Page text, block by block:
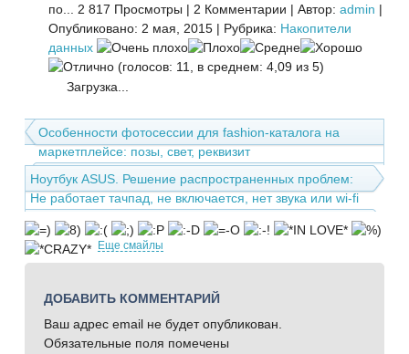
по...
2 817 Просмотры | 2 Комментарии | Автор: admin |
Опубликовано: 2 мая, 2015 | Рубрика: Накопители
данных
(голосов: 11, в среднем: 4,09 из 5)
Загрузка...
Особенности фотосессии для fashion-каталога на
маркетплейсе: позы, свет, реквизит
Ноутбук ASUS. Решение распространенных проблем:
Не работает тачпад, не включается, нет звука или wi-fi
Еще смайлы
ДОБАВИТЬ КОММЕНТАРИЙ
Ваш адрес email не будет опубликован.
Обязательные поля помечены